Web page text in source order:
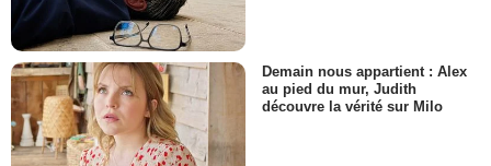
Demain nous appartient : Alex
au pied du mur, Judith
découvre la vérité sur Milo